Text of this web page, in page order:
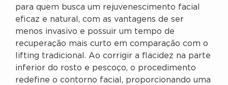
para quem busca um rejuvenescimento facial
eficaz e natural, com as vantagens de ser
menos invasivo e possuir um tempo de
recuperação mais curto em comparação com o
lifting tradicional. Ao corrigir a flacidez na parte
inferior do rosto e pescoço, o procedimento
redefine o contorno facial, proporcionando uma